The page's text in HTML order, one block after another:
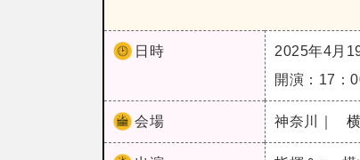
日時
2025年4月
開演：17：
会場 神奈川｜